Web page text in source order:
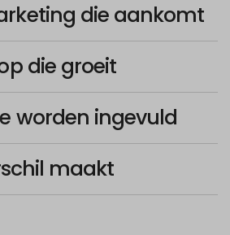
die aankomt
die groeit
worden ingevuld
maakt